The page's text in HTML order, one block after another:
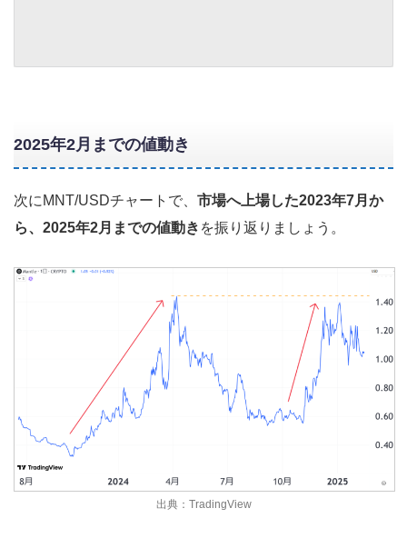
2025年2月までの値動き
次にMNT/USDチャートで、 市場へ上場した2023年7月か
ら、2025年2月までの値動き を振り返りましょう。
出典：TradingView